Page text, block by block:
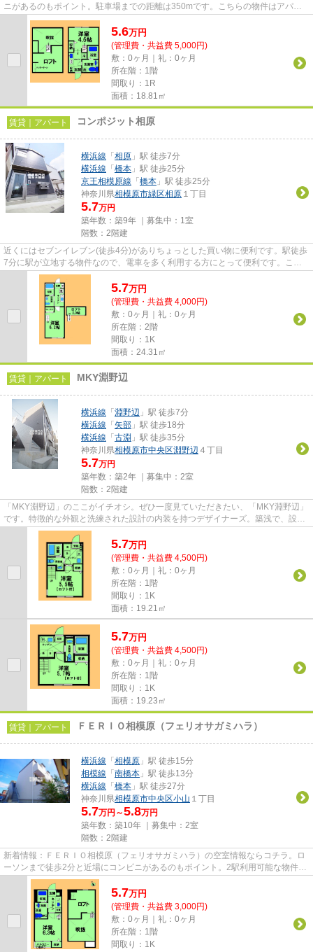
ニがあるのもポイント。駐車場までの距離は350mです。こちらの物件はアパー
トです。できるだけ早めに不動産...
5.6万円
(管理費・共益費 5,000円)
敷：0ヶ月｜礼：0ヶ月
所在階：1階
間取り：1R
面積：18.81㎡
賃貸｜アパート コンポジット相原
横浜線 「 相原 」駅 徒歩7分
横浜線 「 橋本 」駅 徒歩25分
京王相模原線 「 橋本 」駅 徒歩25分
神奈川県相模原市緑区相原 １丁目
5.7万円
築年数：築9年 ｜募集中： 1室
階数：2階建
近くにはセブンイレブン(徒歩4分)がありちょっとした買い物に便利です。駅徒歩
7分に駅が立地する物件なので、電車を多く利用する方にとって便利です。こち
らの物件はアパートです。築9...
5.7万円
(管理費・共益費 4,000円)
敷：0ヶ月｜礼：0ヶ月
所在階：2階
間取り：1K
面積：24.31㎡
賃貸｜アパート MKY淵野辺
横浜線 「 淵野辺 」駅 徒歩7分
横浜線 「 矢部 」駅 徒歩18分
横浜線 「 古淵 」駅 徒歩35分
神奈川県相模原市中央区淵野辺 ４丁目
5.7万円
築年数：築2年 ｜募集中： 2室
階数：2階建
「MKY淵野辺」のここがイチオシ。ぜひ一度見ていただきたい、「MKY淵野辺」
です。特徴的な外観と洗練された設計の内装を持つデザイナーズ。築浅で、設備
もそろっている物件です。きれ...
5.7万円
(管理費・共益費 4,500円)
敷：0ヶ月｜礼：0ヶ月
所在階：1階
間取り：1K
面積：19.21㎡
5.7万円
(管理費・共益費 4,500円)
敷：0ヶ月｜礼：0ヶ月
所在階：1階
間取り：1K
面積：19.23㎡
賃貸｜アパート ＦＥＲＩＯ相模原（フェリオサガミハラ）
横浜線 「 相模原 」駅 徒歩15分
相模線 「 南橋本 」駅 徒歩13分
横浜線 「 橋本 」駅 徒歩27分
神奈川県相模原市中央区小山 １丁目
5.7万円～5.8万円
築年数：築10年 ｜募集中： 2室
階数：2階建
新着情報：ＦＥＲＩＯ相模原（フェリオサガミハラ）の空室情報ならコチラ。ロ
ーソンまで徒歩2分と近場にコンビニがあるのもポイント。2駅利用可能な物件で
移動範囲が広がります。空気...
5.7万円
(管理費・共益費 3,000円)
敷：0ヶ月｜礼：0ヶ月
所在階：1階
間取り：1K